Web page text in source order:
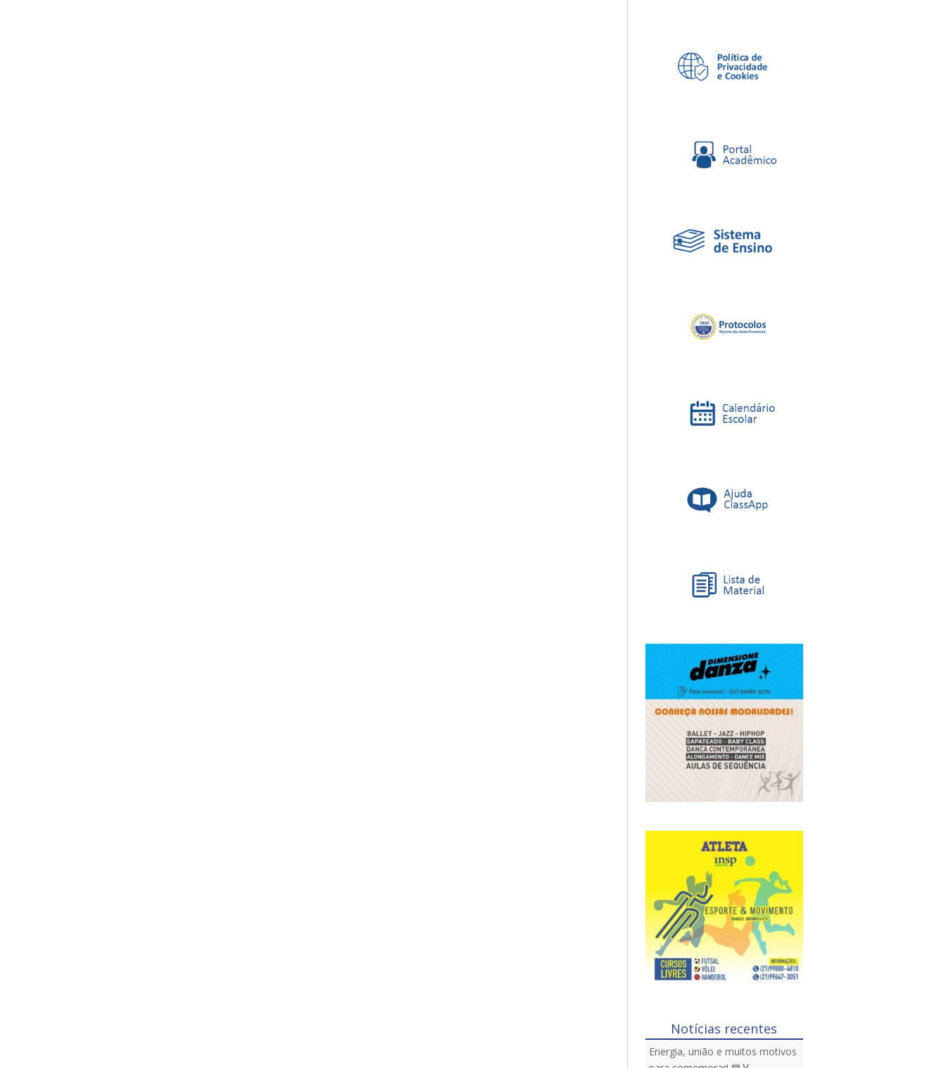
Notícias recentes
Energia, união e muitos motivos